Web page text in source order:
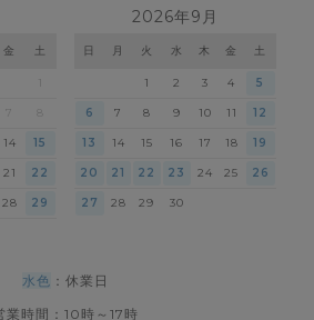
金 土
7 8
14 15
21 22
28 29
2026年9月
日 月 火 水 木 金 土
1 2 3 4 5
6 7 8 9 10 11 12
13 14 15 16 17 18 19
20 21 22 23 24 25 26
27 28 29 30
水色 ：休業日
業時間：10時～17時